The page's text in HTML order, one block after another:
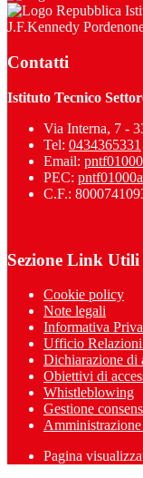
J.F.Kennedy
Contatti
Istituto Tecnico
Via Interna, 7 -
Tel: 0434365331
Email:
PEC:
C.F.:
Sezione Link Utili
Cookie policy
Note legali
Informativa
Ufficio
Dichiarazione di
Obiettivi di
Whistleblowing
Gestione
Amministrazione
Pagina